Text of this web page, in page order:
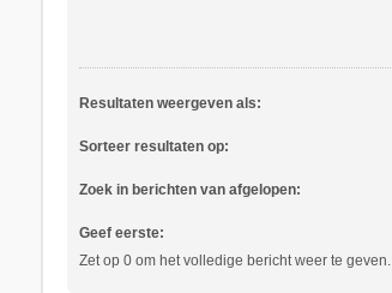
Resultaten weergeven als:
Sorteer resultaten op:
Zoek in berichten van afgelopen:
Geef eerste:
Zet op 0 om het volledige bericht weer te geven.